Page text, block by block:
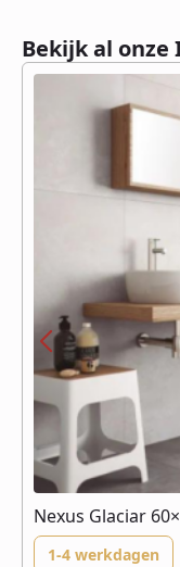
Bekijk al
1-4 werkdagen
Nexus Glaciar